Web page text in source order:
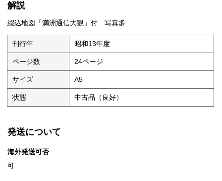
解説
綴込地図「満洲通信大観」付 写真多
刊行年 昭和13年度
ページ数 24ページ
サイズ A5
状態 中古品（良好）
発送について
海外発送可否
可